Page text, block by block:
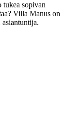
tukea sopivan
Villa Manus on